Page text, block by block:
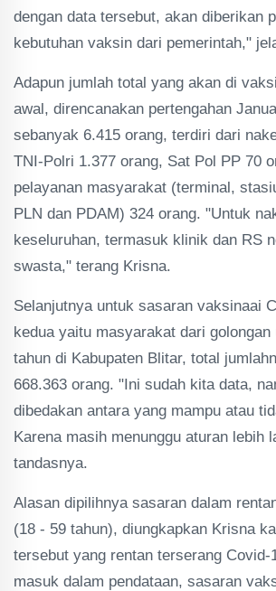
dengan data tersebut, akan diberikan
kebutuhan vaksin dari pemerintah,"
Adapun jumlah total yang akan di
awal, direncanakan pertengahan
sebanyak 6.415 orang, terdiri dari
TNI-Polri 1.377 orang, Sat Pol PP 70
pelayanan masyarakat (terminal,
PLN dan PDAM) 324 orang. "Untuk
keseluruhan, termasuk klinik dan RS
swasta," terang Krisna.
Selanjutnya untuk sasaran vaksinaai
kedua yaitu masyarakat dari golongan
tahun di Kabupaten Blitar, total
668.363 orang. "Ini sudah kita data,
dibedakan antara yang mampu atau
Karena masih menunggu aturan lebih
tandasnya.
Alasan dipilihnya sasaran dalam
(18 - 59 tahun), diungkapkan Krisna
tersebut yang rentan terserang Covid-
masuk dalam pendataan, sasaran